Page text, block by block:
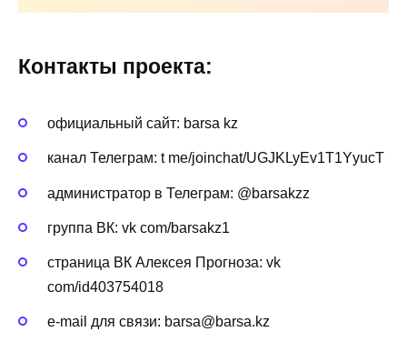
Контакты проекта:
официальный сайт: barsa kz
канал Телеграм: t me/joinchat/UGJKLyEv1T1YyucT
администратор в Телеграм: @barsakzz
группа ВК: vk com/barsakz1
страница ВК Алексея Прогноза: vk
com/id403754018
e-mail для связи: barsa@barsa.kz